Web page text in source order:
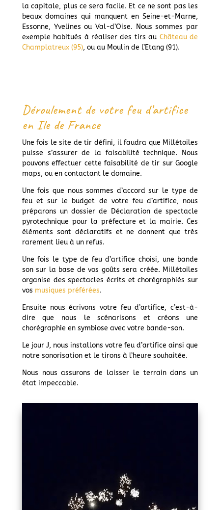
la capitale, plus ce sera facile. Et ce ne sont pas les
beaux domaines qui manquent en Seine-et-Marne,
Essonne, Yvelines ou Val-d’Oise. Nous sommes par
exemple habitués à réaliser des tirs au Château de
Champlatreux (95), ou au Moulin de l’Etang (91).
Déroulement de votre feu d’artifice
en Ile de France
Une fois le site de tir défini, il faudra que Millétoiles
puisse s’assurer de la faisabilité technique. Nous
pouvons effectuer cette faisabilité de tir sur Google
maps, ou en contactant le domaine.
Une fois que nous sommes d’accord sur le type de
feu et sur le budget de votre feu d’artifice, nous
préparons un dossier de Déclaration de spectacle
pyrotechnique pour la préfecture et la mairie. Ces
éléments sont déclaratifs et ne donnent que très
rarement lieu à un refus.
Une fois le type de feu d’artifice choisi, une bande
son sur la base de vos goûts sera créée. Millétoiles
organise des spectacles écrits et chorégraphiés sur
vos musiques préférées.
Ensuite nous écrivons votre feu d’artifice, c’est-à-
dire que nous le scénarisons et créons une
chorégraphie en symbiose avec votre bande-son.
Le jour J, nous installons votre feu d’artifice ainsi que
notre sonorisation et le tirons à l’heure souhaitée.
Nous nous assurons de laisser le terrain dans un
état impeccable.